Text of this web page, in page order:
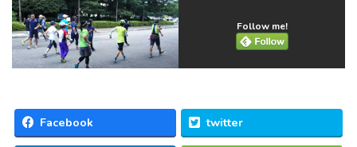
Follow me!
Facebook twitter